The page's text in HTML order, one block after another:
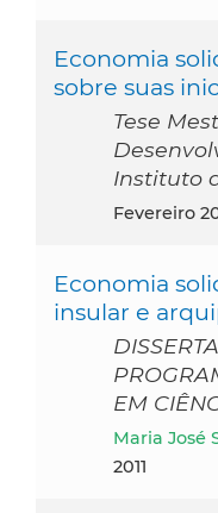
Economia
sobre suas
Tese
Instituto
fevereiro
Economia
insular e
EM
Maria
2011